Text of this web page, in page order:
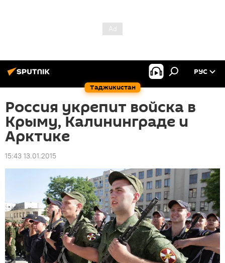
Таджикистан
РУС
Россия укрепит войска в
Крыму, Калининграде и
Арктике
15:43 13.01.2015